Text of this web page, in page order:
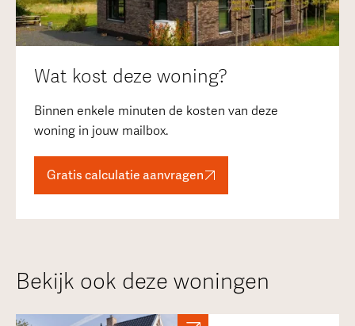
Wat kost deze woning?
Binnen enkele minuten de kosten van deze
woning in jouw mailbox.
Gratis calculatie aanvragen
Bekijk ook deze woningen